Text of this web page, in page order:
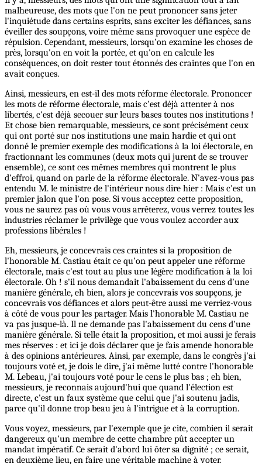
malheureuse, des mots que l'on ne peut prononcer sans jeter
l'inquiétude dans certains esprits, sans exciter les défiances, sans
éveiller des soupçons, voire même sans provoquer une espèce de
répulsion. Cependant, messieurs, lorsqu'on examine les choses de
près, lorsqu'on en voit la portée, et qu'on en calcule les
conséquences, on doit rester tout étonnés des craintes que l'on en
avait conçues.
Ainsi, messieurs, en est-il des mots réforme électorale. Prononcer
les mots de réforme électorale, mais c'est déjà attenter à nos
libertés, c'est déjà secouer sur leurs bases toutes nos institutions !
Et chose bien remarquable, messieurs, ce sont précisément ceux
qui ont porté sur nos institutions une main hardie et qui ont
donné le premier exemple des modifications à la loi électorale, en
fractionnant les communes (deux mots qui jurent de se trouver
ensemble), ce sont ces mêmes membres qui montrent le plus
d'effroi, quand on parle de la réforme électorale. N'avez-vous pas
entendu M. le ministre de l'intérieur nous dire hier : Mais c'est un
premier jalon que l'on pose. Si vous acceptez cette proposition,
vous ne saurez pas où vous vous arrêterez, vous verrez toutes les
industries réclamer le privilège que vous voulez accorder aux
professions libérales !
Eh, messieurs, je concevrais ces craintes si la proposition de
l'honorable M. Castiau était ce qu'on peut appeler une réforme
électorale, mais c'est tout au plus une légère modification à la loi
électorale. Oh ! s'il nous demandait l'abaissement du cens d'une
manière générale, eh bien, alors je concevrais vos soupçons, je
concevrais vos défiances et alors peut-être aussi me verriez-vous
à côté de vous pour les partager. Mais l'honorable M. Castiau ne
va pas jusque-là. Il ne demande pas l'abaissement du cens d'une
manière générale. Si telle était la proposition, et moi aussi je ferais
mes réserves : et ici je dois déclarer que je fais amende honorable
à des opinions antérieures. Ainsi, par exemple, dans le congrès j'ai
toujours voté et, je dois le dire, j'ai même lutté contre l'honorable
M. Lebeau, j'ai toujours voté pour le cens le plus bas ; eh bien,
messieurs, je reconnais aujourd'hui que quand l'élection est
directe, c'est un faux système que celui que j'ai soutenu jadis,
parce qu'il donne trop beau jeu à l'intrigue et à la corruption.
Vous voyez, messieurs, par l'exemple que je cite, combien il serait
dangereux qu'un membre de cette chambre pût accepter un
mandat impératif. Ce serait d'abord lui ôter sa dignité ; ce serait,
en deuxième lieu, en faire une véritable machine à voter.